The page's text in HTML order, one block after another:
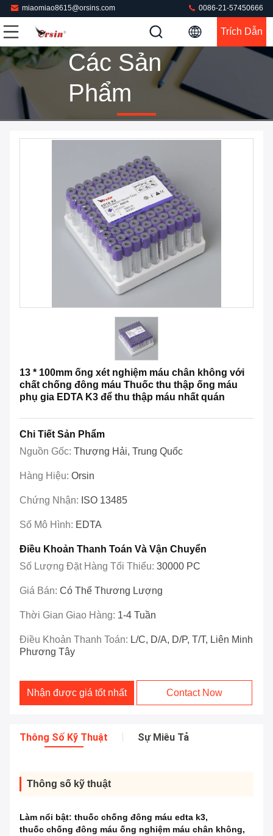
miaomiao8615@orsins.com 0086-21-57450666
Trích Dẫn
Các Sản
Phẩm
13 * 100mm ống xét nghiệm máu chân không với
chất chống đông máu Thuốc thu thập ống máu
phụ gia EDTA K3 để thu thập máu nhất quán
Chi Tiết Sản Phẩm
Nguồn Gốc: Thượng Hải, Trung Quốc
Hàng Hiệu: Orsin
Chứng Nhận: ISO 13485
Số Mô Hình: EDTA
Điều Khoản Thanh Toán Và Vận Chuyển
Số Lượng Đặt Hàng Tối Thiểu: 30000 PC
Giá Bán: Có Thể Thương Lượng
Thời Gian Giao Hàng: 1-4 Tuần
Điều Khoản Thanh Toán: L/C, D/A, D/P, T/T, Liên Minh
Phương Tây
Nhận được giá tốt nhất Contact Now
Thông Số Kỹ Thuật Sự Miêu Tả
Thông số kỹ thuật
Làm nổi bật: thuốc chống đông máu edta k3,
thuốc chống đông máu ống nghiệm máu chân không,